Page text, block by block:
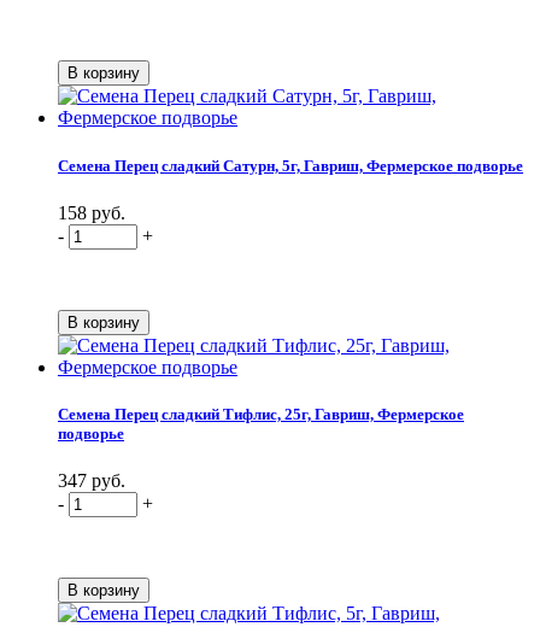
Семена Перец сладкий Сатурн, 5г, Гавриш, Фермерское подворье
158 руб.
-
+
Семена Перец сладкий Тифлис, 25г, Гавриш, Фермерское
подворье
347 руб.
-
+